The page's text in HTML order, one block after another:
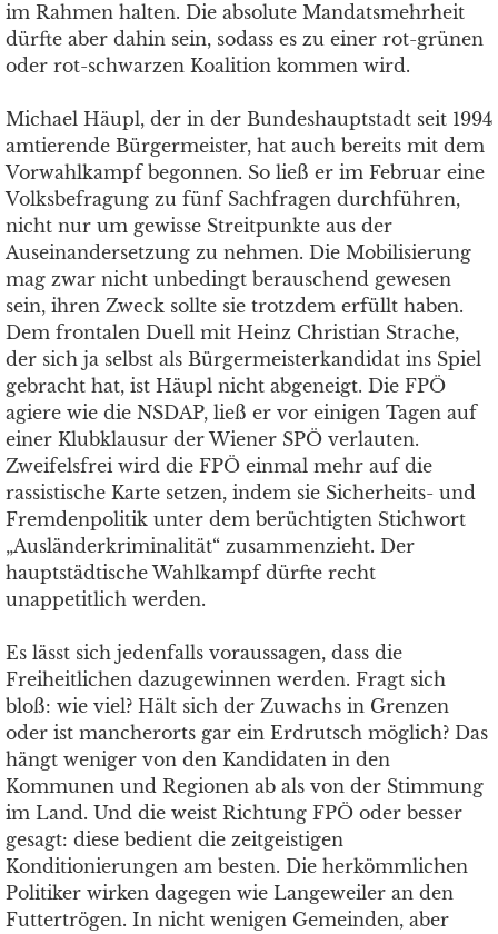
im Rahmen halten. Die absolute Mandatsmehrheit
dürfte aber dahin sein, sodass es zu einer rot-grünen
oder rot-schwarzen Koalition kommen wird.
Michael Häupl, der in der Bundeshauptstadt seit 1994
amtierende Bürgermeister, hat auch bereits mit dem
Vorwahlkampf begonnen. So ließ er im Februar eine
Volksbefragung zu fünf Sachfragen durchführen,
nicht nur um gewisse Streitpunkte aus der
Auseinandersetzung zu nehmen. Die Mobilisierung
mag zwar nicht unbedingt berauschend gewesen
sein, ihren Zweck sollte sie trotzdem erfüllt haben.
Dem frontalen Duell mit Heinz Christian Strache,
der sich ja selbst als Bürgermeisterkandidat ins Spiel
gebracht hat, ist Häupl nicht abgeneigt. Die FPÖ
agiere wie die NSDAP, ließ er vor einigen Tagen auf
einer Klubklausur der Wiener SPÖ verlauten.
Zweifelsfrei wird die FPÖ einmal mehr auf die
rassistische Karte setzen, indem sie Sicherheits- und
Fremdenpolitik unter dem berüchtigten Stichwort
„Ausländerkriminalität“ zusammenzieht. Der
hauptstädtische Wahlkampf dürfte recht
unappetitlich werden.
Es lässt sich jedenfalls voraussagen, dass die
Freiheitlichen dazugewinnen werden. Fragt sich
bloß: wie viel? Hält sich der Zuwachs in Grenzen
oder ist mancherorts gar ein Erdrutsch möglich? Das
hängt weniger von den Kandidaten in den
Kommunen und Regionen ab als von der Stimmung
im Land. Und die weist Richtung FPÖ oder besser
gesagt: diese bedient die zeitgeistigen
Konditionierungen am besten. Die herkömmlichen
Politiker wirken dagegen wie Langeweiler an den
Futtertrögen. In nicht wenigen Gemeinden, aber